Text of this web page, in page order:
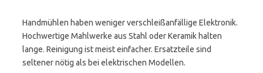
Handmühlen haben weniger verschleißanfällige Elektronik.
Hochwertige Mahlwerke aus Stahl oder Keramik halten
lange. Reinigung ist meist einfacher. Ersatzteile sind
seltener nötig als bei elektrischen Modellen.